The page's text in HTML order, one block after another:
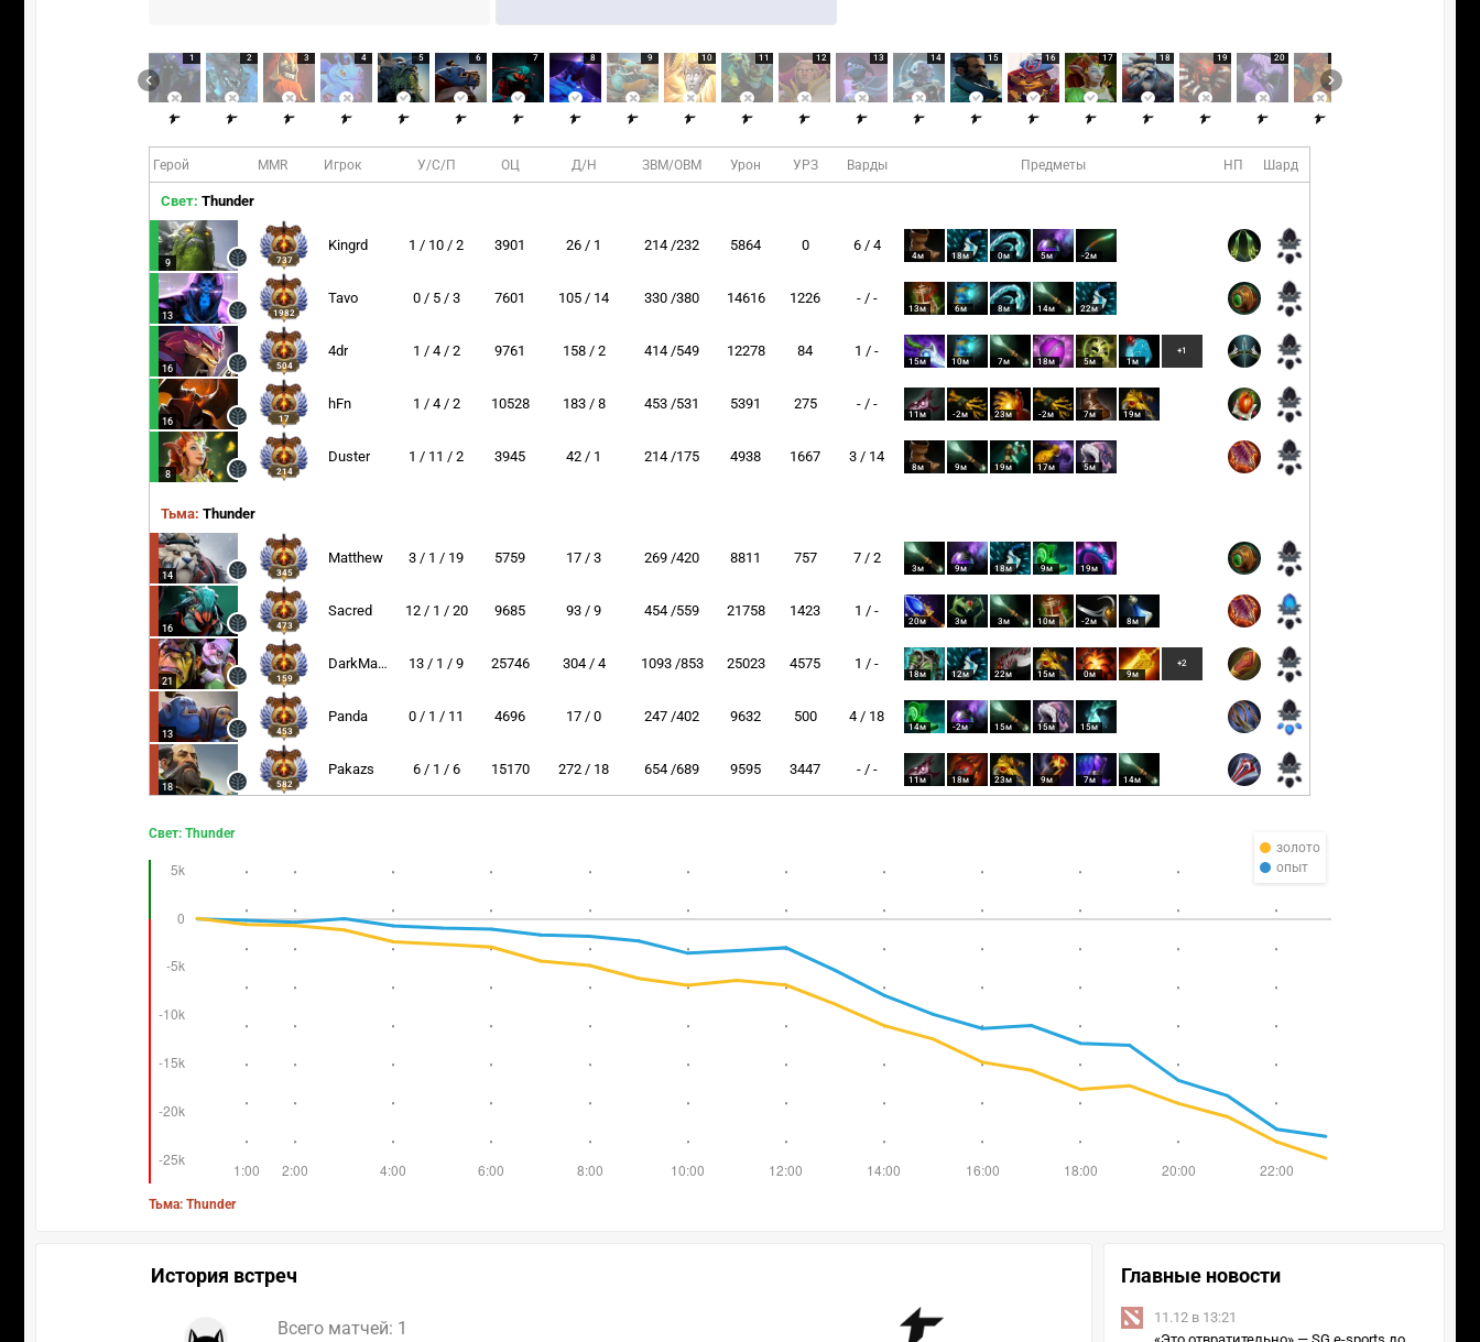
1 2 3 4 5 6 7 8 9 10 11 12 13 14 15 16 17 18 19 20
Герой MMR Игрок У/С/П ОЦ Д/Н ЗВМ/ОВМ Урон УРЗ Варды Предметы НП Шард
Свет: Thunder
9 737
Kingrd 1 / 10 / 2 3901 26 / 1 214 /232 5864 0 6 / 4
4м 18м 0м 5м -2м
13 1982
Tavo 0 / 5 / 3 7601 105 / 14 330 /380 14616 1226 - / -
13м 6м 8м 14м 22м
16 504
4dr 1 / 4 / 2 9761 158 / 2 414 /549 12278 84 1 / -
15м 10м 7м 18м 5м 1м
+1
16 17
hFn 1 / 4 / 2 10528 183 / 8 453 /531 5391 275 - / -
11м -2м 23м -2м 7м 19м
8 214
Duster 1 / 11 / 2 3945 42 / 1 214 /175 4938 1667 3 / 14
8м 9м 19м 17м 5м
Тьма: Thunder
14 345
Matthew 3 / 1 / 19 5759 17 / 3 269 /420 8811 757 7 / 2
3м 9м 18м 9м 19м
16 473
Sacred 12 / 1 / 20 9685 93 / 9 454 /559 21758 1423 1 / -
20м 3м 3м 10м -2м 8м
21 159
DarkMago 13 / 1 / 9 25746 304 / 4 1093 /853 25023 4575 1 / -
18м 12м 22м 15м 0м 9м
+2
13 453
Panda 0 / 1 / 11 4696 17 / 0 247 /402 9632 500 4 / 18
14м -2м 15м 15м 15м
18 582
Pakazs 6 / 1 / 6 15170 272 / 18 654 /689 9595 3447 - / -
11м 18м 23м 9м 7м 14м
золото
опыт
Свет: Thunder
Тьма: Thunder
История встреч
Всего матчей: 1
Главные новости
11.12 в 13:21